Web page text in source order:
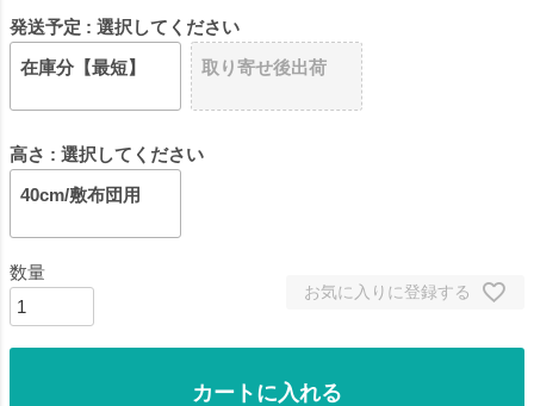
発送予定
選択してください
在庫分【最短】
取り寄せ後出荷
高さ
選択してください
40cm/敷布団用
お気に入りに登録する
カートに入れる